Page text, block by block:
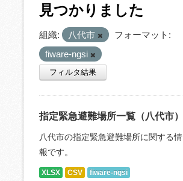
見つかりました
組織: 八代市
フォーマット:
fiware-ngsi
フィルタ結果
指定緊急避難場所一覧（八代市）
八代市の指定緊急避難場所に関する情
報です。
XLSX CSV fiware-ngsi